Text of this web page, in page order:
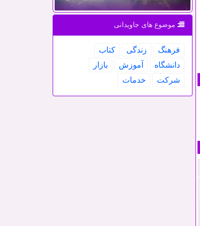
موضوع های جاویدانی
فرهنگ زندگی
كتاب
دانشگاه
آموزش
بازار
شركت
خدمات